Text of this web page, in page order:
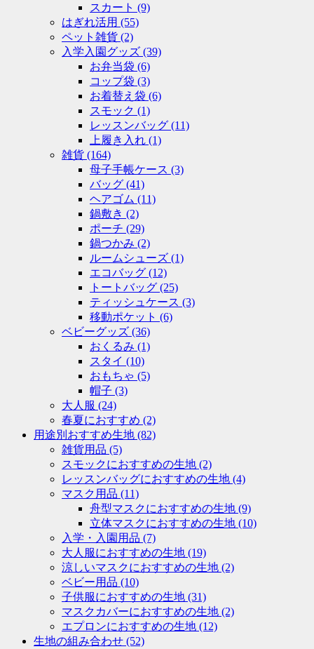
スカート (9)
はぎれ活用 (55)
ペット雑貨 (2)
入学入園グッズ (39)
お弁当袋 (6)
コップ袋 (3)
お着替え袋 (6)
スモック (1)
レッスンバッグ (11)
上履き入れ (1)
雑貨 (164)
母子手帳ケース (3)
バッグ (41)
ヘアゴム (11)
鍋敷き (2)
ポーチ (29)
鍋つかみ (2)
ルームシューズ (1)
エコバッグ (12)
トートバッグ (25)
ティッシュケース (3)
移動ポケット (6)
ベビーグッズ (36)
おくるみ (1)
スタイ (10)
おもちゃ (5)
帽子 (3)
大人服 (24)
春夏におすすめ (2)
用途別おすすめ生地 (82)
雑貨用品 (5)
スモックにおすすめの生地 (2)
レッスンバッグにおすすめの生地 (4)
マスク用品 (11)
舟型マスクにおすすめの生地 (9)
立体マスクにおすすめの生地 (10)
入学・入園用品 (7)
大人服におすすめの生地 (19)
涼しいマスクにおすすめの生地 (2)
ベビー用品 (10)
子供服におすすめの生地 (31)
マスクカバーにおすすめの生地 (2)
エプロンにおすすめの生地 (12)
生地の組み合わせ (52)